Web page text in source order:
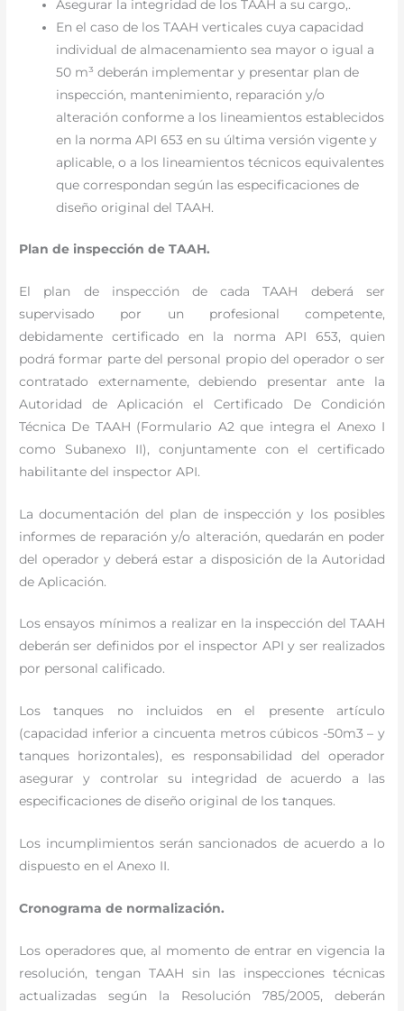
Asegurar la integridad de los TAAH a su cargo,.
En el caso de los TAAH verticales cuya capacidad
individual de almacenamiento sea mayor o igual a
50 m³ deberán implementar y presentar plan de
inspección, mantenimiento, reparación y/o
alteración conforme a los lineamientos establecidos
en la norma API 653 en su última versión vigente y
aplicable, o a los lineamientos técnicos equivalentes
que correspondan según las especificaciones de
diseño original del TAAH.
Plan de inspección de TAAH.
El plan de inspección de cada TAAH deberá ser
supervisado por un profesional competente,
debidamente certificado en la norma API 653, quien
podrá formar parte del personal propio del operador o ser
contratado externamente, debiendo presentar ante la
Autoridad de Aplicación el Certificado De Condición
Técnica De TAAH (Formulario A2 que integra el Anexo I
como Subanexo II), conjuntamente con el certificado
habilitante del inspector API.
La documentación del plan de inspección y los posibles
informes de reparación y/o alteración, quedarán en poder
del operador y deberá estar a disposición de la Autoridad
de Aplicación.
Los ensayos mínimos a realizar en la inspección del TAAH
deberán ser definidos por el inspector API y ser realizados
por personal calificado.
Los tanques no incluidos en el presente artículo
(capacidad inferior a cincuenta metros cúbicos -50m3 – y
tanques horizontales), es responsabilidad del operador
asegurar y controlar su integridad de acuerdo a las
especificaciones de diseño original de los tanques.
Los incumplimientos serán sancionados de acuerdo a lo
dispuesto en el Anexo II.
Cronograma de normalización.
Los operadores que, al momento de entrar en vigencia la
resolución, tengan TAAH sin las inspecciones técnicas
actualizadas según la Resolución 785/2005, deberán